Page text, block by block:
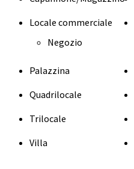
Locale commerciale
Negozio
Palazzina
Quadrilocale
Trilocale
Villa